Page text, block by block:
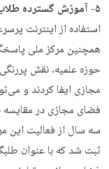
۵- آموزش گسترده طلاب برای فعالیت در فضای مجازی:
استفاده از اینترنت
همچنین مرکز ملی
حوزه علمیه، نقش
مجازی ایفا کردند و
فضای مجازی در مقایسه
سه سال از فعالیت این
ثبت شد که با عنوان